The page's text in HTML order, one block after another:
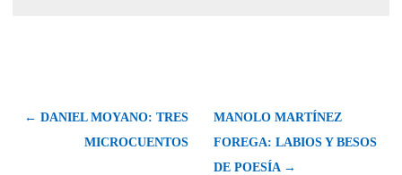
← DANIEL MOYANO: TRES
MICROCUENTOS
MANOLO MARTÍNEZ
FOREGA: LABIOS Y BESOS
DE POESÍA →